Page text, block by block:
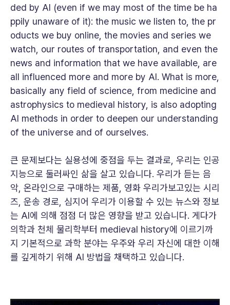
ded by AI (even if we may most of the time be ha
ppily unaware of it): the music we listen to, the pr
oducts we buy online, the movies and series we
watch, our routes of transportation, and even the
news and information that we have available, are
all influenced more and more by AI. What is more,
basically any field of science, from medicine and
astrophysics to medieval history, is also adopting
AI methods in order to deepen our understanding
of the universe and of ourselves.
큰 문제보다는 실용성에 중점을 두는 결과로, 우리는 인공
지능으로 둘러싸인 삶을 살고 있습니다. 우리가 듣는 음
악, 온라인으로 구매하는 제품, 영화 우리가보고있는 시리
즈, 운송 경로, 심지어 우리가 이용할 수 있는 뉴스와 정보
는 AI에 의해 점점 더 많은 영향을 받고 있습니다. 게다가
의학과 천체 물리학부터 medieval history에 이르기까
지 기본적으로 과학 분야는 우주와 우리 자신에 대한 이해
를 깊게하기 위해 AI 방법을 채택하고 있습니다.